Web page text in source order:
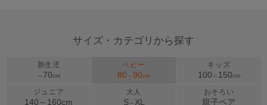
サイズ・カテゴリから探す
新生児
～ 70cm
ベビー
80 ～90cm
キッズ
100 ～ 150cm
ジュニア
140～ 160cm
大人
S～ XL
おそろい
親子ペア